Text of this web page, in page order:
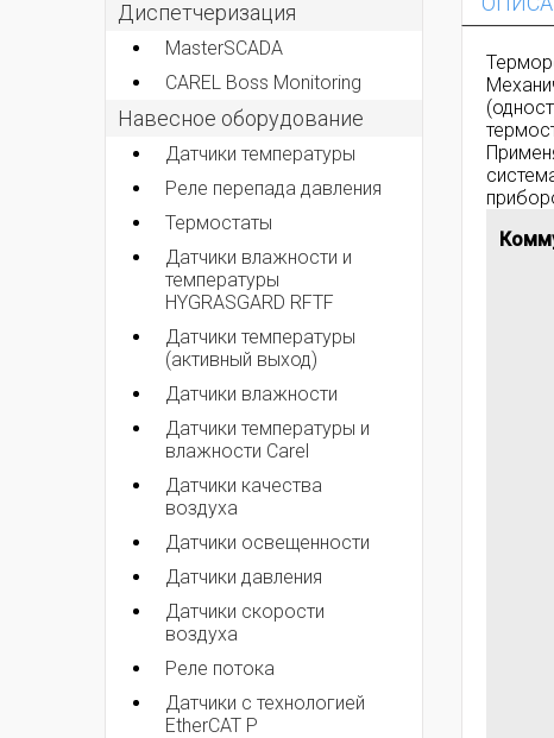
Диспетчеризация
MasterSCADA
CAREL Boss Monitoring
Навесное оборудование
Датчики температуры
Реле перепада давления
Термостаты
Датчики влажности и
температуры
HYGRASGARD RFTF
Датчики температуры
(активный выход)
Датчики влажности
Датчики температуры и
влажности Carel
Датчики качества
воздуха
Датчики освещенности
Датчики давления
Датчики скорости
воздуха
Реле потока
Датчики с технологией
EtherCAT P